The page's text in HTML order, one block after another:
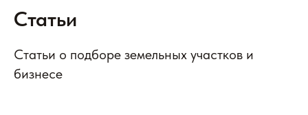
Статьи
Статьи о подборе земельных участков и
бизнесе